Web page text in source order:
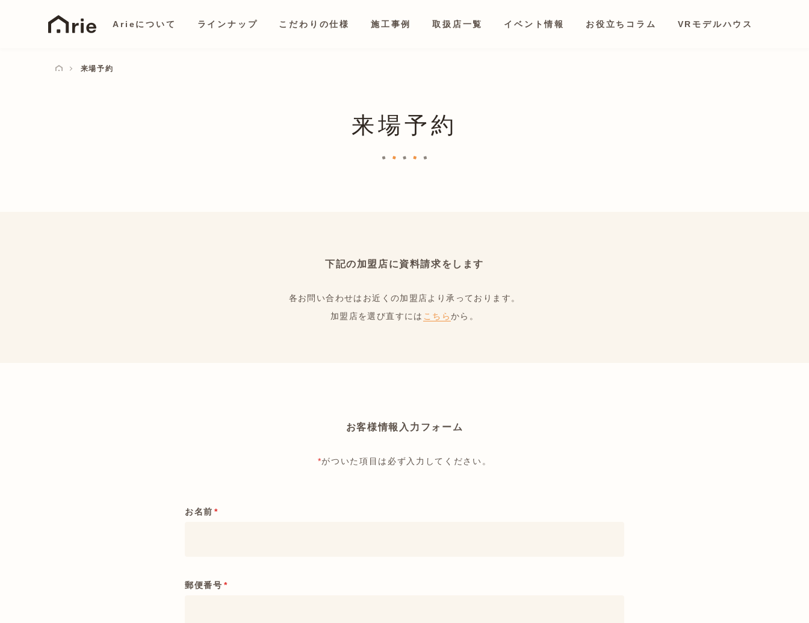
Arieについて ラインナップ こだわりの仕様 施工事例 取扱店一覧 イベント情報 お役立ちコラム VRモデルハウス
来場予約
来場予約
下記の加盟店に資料請求をします
各お問い合わせはお近くの加盟店より承っております。
加盟店を選び直すには こちらから。
お客様情報入力フォーム
*がついた項目は必ず入力してください。
お名前 *
郵便番号 *